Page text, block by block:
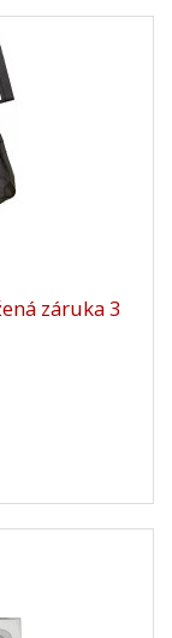
záruka 3